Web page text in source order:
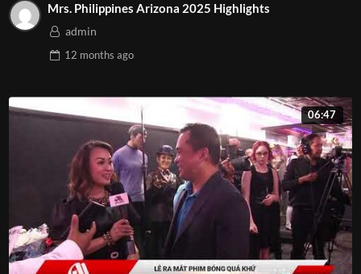
Mrs. Philippines Arizona 2025 Highlights
admin
12 months ago
06:47